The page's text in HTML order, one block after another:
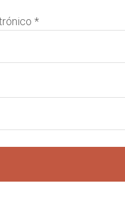
*